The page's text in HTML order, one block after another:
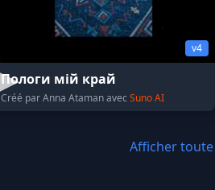
v4
Пологи мій край
Créé par Anna Ataman avec Suno AI
Afficher